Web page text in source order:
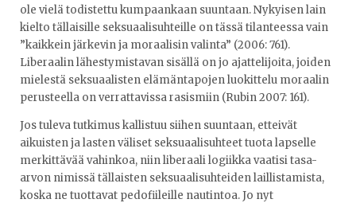
ole vielä todistettu kumpaankaan suuntaan. Nykyisen lain
kielto tällaisille seksuaalisuhteille on tässä tilanteessa vain
”kaikkein järkevin ja moraalisin valinta” (2006: 761).
Liberaalin lähestymistavan sisällä on jo ajattelijoita, joiden
mielestä seksuaalisten elämäntapojen luokittelu moraalin
perusteella on verrattavissa rasismiin (Rubin 2007: 161).
Jos tuleva tutkimus kallistuu siihen suuntaan, etteivät
aikuisten ja lasten väliset seksuaalisuhteet tuota lapselle
merkittävää vahinkoa, niin liberaali logiikka vaatisi tasa-
arvon nimissä tällaisten seksuaalisuhteiden laillistamista,
koska ne tuottavat pedofiileille nautintoa. Jo nyt